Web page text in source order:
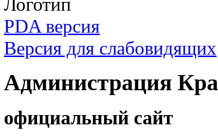
PDA версия
Версия для слабовидящих
Администрация
официальный сайт